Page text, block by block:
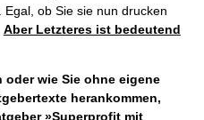
ob Sie sie nun drucken
Aber Letzteres ist bedeutend
oder wie Sie ohne eigene
herankommen,
»Superprofit mit